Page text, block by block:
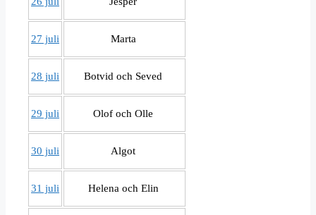
27 juli Marta
28 juli Botvid och Seved
29 juli Olof och Olle
30 juli Algot
31 juli Helena och Elin